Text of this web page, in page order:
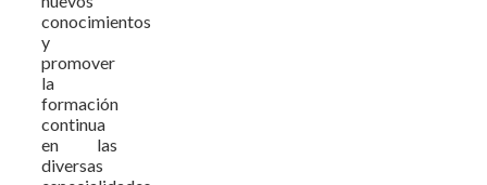
conocimientos
y
promover
la
formación
continua
en las
diversas